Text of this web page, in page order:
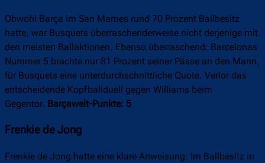
Obwohl Barça im San Mames rund 70 Prozent Ballbesitz
hatte, war Busquets überraschenderweise nicht derjenige mit
den meisten Ballaktionen. Ebenso überraschend: Barcelonas
Nummer 5 brachte nur 81 Prozent seiner Pässe an den Mann,
für Busquets eine unterdurchschnittliche Quote. Verlor das
entscheidende Kopfballduell gegen Williams beim
Gegentor. Barçawelt-Punkte: 5
Frenkie de Jong
Frenkie de Jong hatte eine klare Anweisung: Im Ballbesitz in